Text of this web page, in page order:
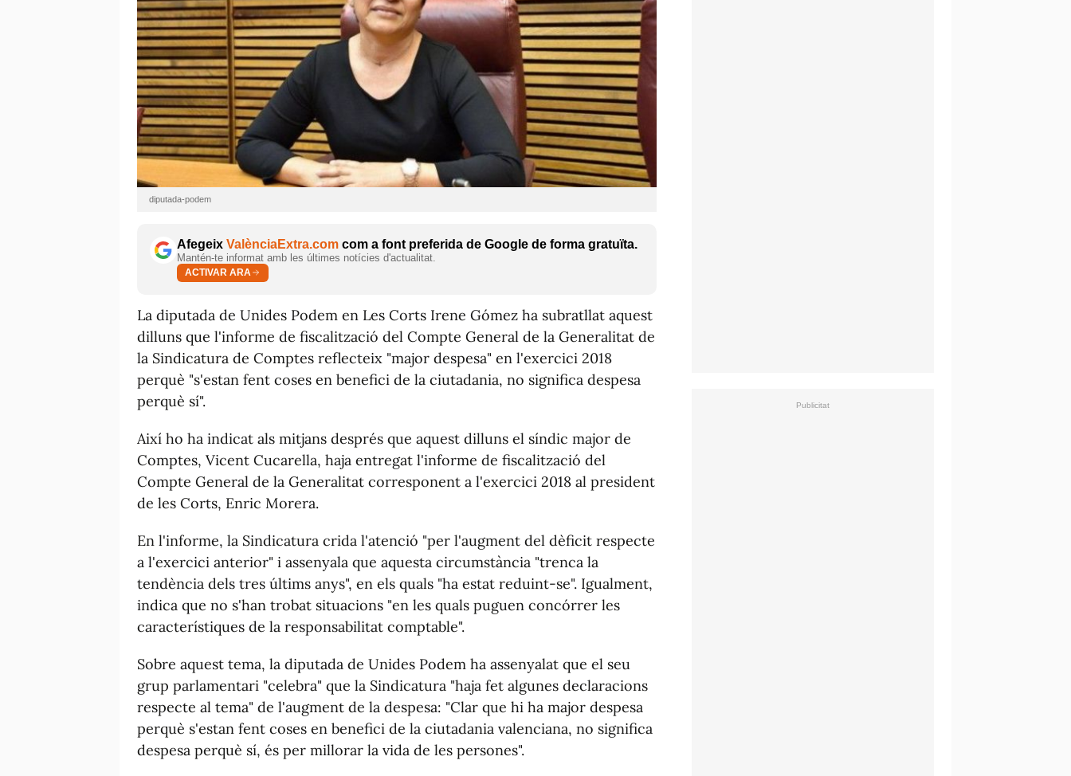
diputada-podem
Afegeix ValènciaExtra.com com a font preferida de Google de forma gratuïta.
Mantén-te informat amb les últimes notícies d'actualitat.
ACTIVAR ARA
La diputada de Unides Podem en Les Corts Irene Gómez ha subratllat aquest
dilluns que l'informe de fiscalització del Compte General de la Generalitat de
la Sindicatura de Comptes reflecteix "major despesa" en l'exercici 2018
perquè "s'estan fent coses en benefici de la ciutadania, no significa despesa
perquè sí".
Així ho ha indicat als mitjans després que aquest dilluns el síndic major de
Comptes, Vicent Cucarella, haja entregat l'informe de fiscalització del
Compte General de la Generalitat corresponent a l'exercici 2018 al president
de les Corts, Enric Morera.
En l'informe, la Sindicatura crida l'atenció "per l'augment del dèficit respecte
a l'exercici anterior" i assenyala que aquesta circumstància "trenca la
tendència dels tres últims anys", en els quals "ha estat reduint-se". Igualment,
indica que no s'han trobat situacions "en les quals puguen concórrer les
característiques de la responsabilitat comptable".
Sobre aquest tema, la diputada de Unides Podem ha assenyalat que el seu
grup parlamentari "celebra" que la Sindicatura "haja fet algunes declaracions
respecte al tema" de l'augment de la despesa: "Clar que hi ha major despesa
perquè s'estan fent coses en benefici de la ciutadania valenciana, no significa
despesa perquè sí, és per millorar la vida de les persones".